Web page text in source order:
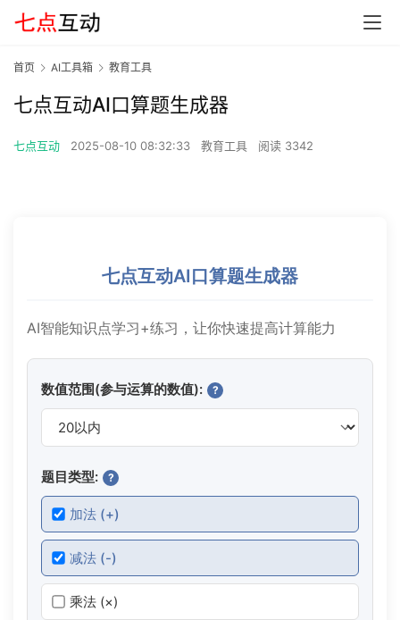
首页 AI工具箱 教育工具
七点互动AI口算题生成器
七点互动 2025-08-10 08:32:33 教育工具 阅读 3342
七点互动AI口算题生成器
AI智能知识点学习+练习，让你快速提高计算能力
数值范围(参与运算的数值): ?
题目类型: ?
加法 (+)
减法 (-)
乘法 (×)